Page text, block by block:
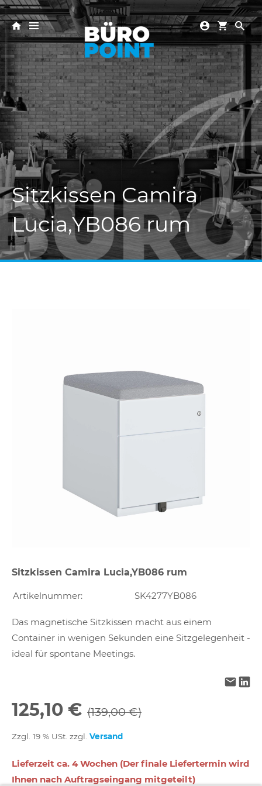
Sitzkissen Camira
Lucia,YB086 rum
Sitzkissen Camira Lucia,YB086 rum
Artikelnummer: SK4277YB086
Das magnetische Sitzkissen macht aus einem
Container in wenigen Sekunden eine Sitzgelegenheit -
ideal für spontane Meetings.
125,10 € (139,00 €)
Zzgl. 19 % USt. zzgl. Versand
Lieferzeit ca. 4 Wochen (Der finale Liefertermin wird
Ihnen nach Auftragseingang mitgeteilt)